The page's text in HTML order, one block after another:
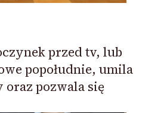
przed tv, lub
popołudnie, umila
oraz pozwala się